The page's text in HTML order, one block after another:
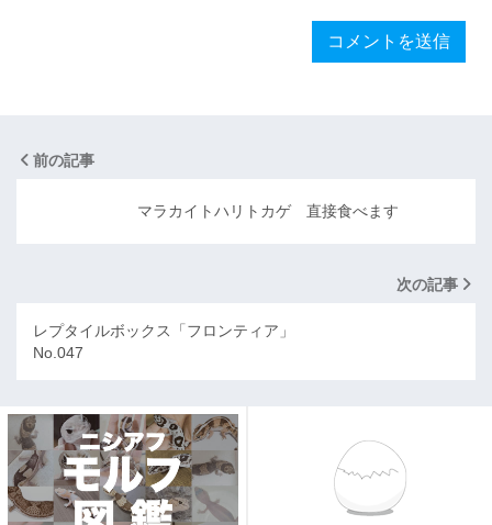
前の記事
マラカイトハリトカゲ 直接食べます
次の記事
レプタイルボックス「フロンティア」
No.047